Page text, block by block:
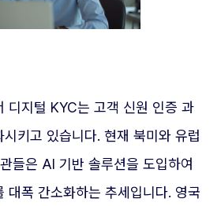
디지털 KYC는 고객 신원 인증 과
키고 있습니다. 현재 북미와 유럽
들은 AI 기반 솔루션을 도입하여
대폭 간소화하는 추세입니다. 영국